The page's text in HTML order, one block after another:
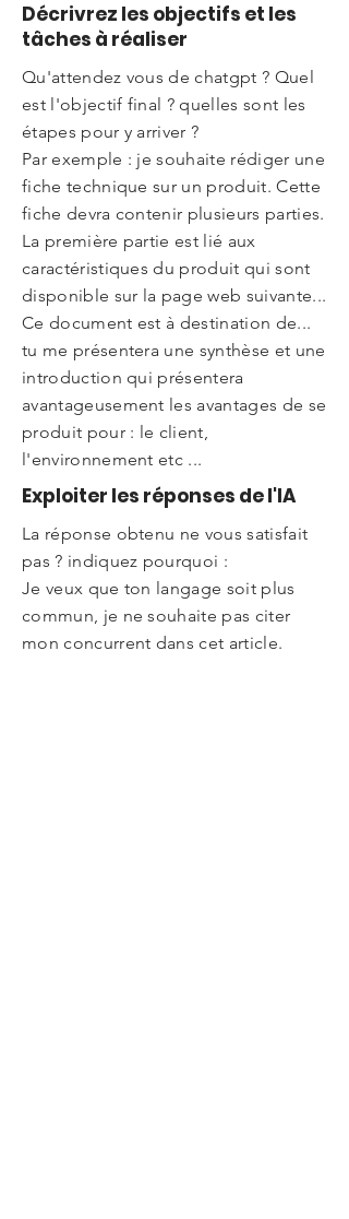
Décrivrez les objectifs et les
tâches à réaliser
Qu'attendez vous de chatgpt ? Quel
est l'objectif final ? quelles sont les
étapes pour y arriver ?
Par exemple : je souhaite rédiger une
fiche technique sur un produit. Cette
fiche devra contenir plusieurs parties.
La première partie est lié aux
caractéristiques du produit qui sont
disponible sur la page web suivante...
Ce document est à destination de...
tu me présentera une synthèse et une
introduction qui présentera
avantageusement les avantages de se
produit pour : le client,
l'environnement etc ...
Exploiter les réponses de l'IA
La réponse obtenu ne vous satisfait
pas ? indiquez pourquoi :
Je veux que ton langage soit plus
commun, je ne souhaite pas citer
mon concurrent dans cet article.